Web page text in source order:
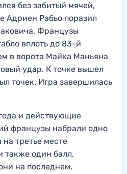
без забитый мячей,
Адриен Рабьо поразил
Французы
вплоть до 83-й
в ворота Майка Маньяна
удар. К точке вышел
точек. Игра завершилась
и действующие
французы набрали одно
третье месте
также один балл,
на последнем,